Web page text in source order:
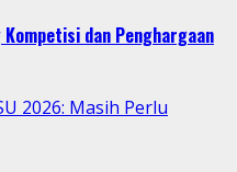
Kompetisi dan Penghargaan
2026: Masih Perlu